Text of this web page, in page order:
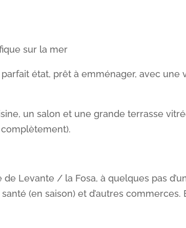
sur la mer
état, prêt à emménager, avec une
un salon et une grande terrasse
Levante / la Fosa, à quelques pas
(en saison) et d’autres commerces.